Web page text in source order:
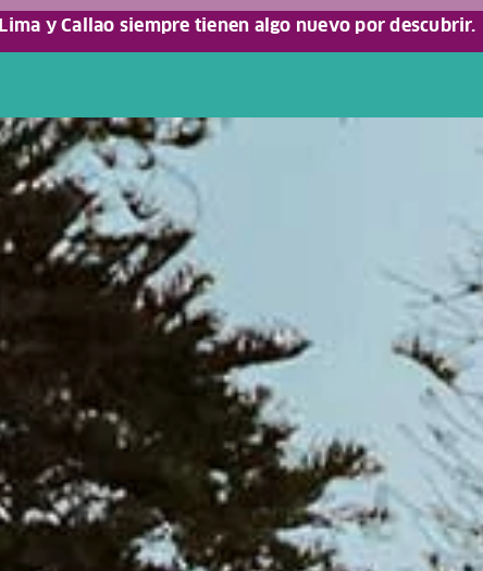
Lima y Callao siempre tienen algo nuevo por descubrir.